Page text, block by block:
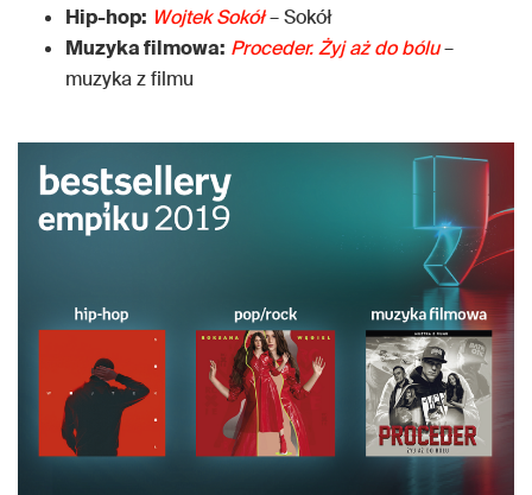
Hip-hop: Wojtek Sokół– Sokół
Muzyka filmowa: Proceder. Żyj aż do bólu–
muzyka z filmu